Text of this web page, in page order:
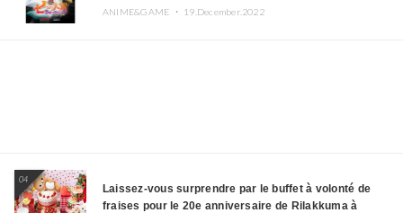
ANIME&GAME ・ 19.December.2022
04
Laissez-vous surprendre par le buffet à volonté de
fraises pour le 20e anniversaire de Rilakkuma à